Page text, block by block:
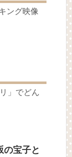
映像より）
キング映像
」でどん
の宝子と